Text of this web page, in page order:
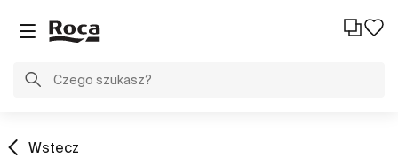
Wstecz